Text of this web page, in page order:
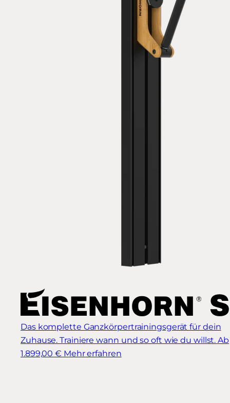
Das komplette Ganzkörpertrainingsgerät für dein
Zuhause. Trainiere wann und so oft wie du willst. Ab
1.899,00 € Mehr erfahren